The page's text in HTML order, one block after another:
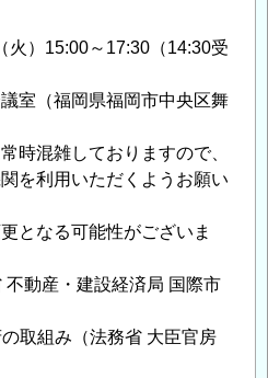
火）15:00～17:30（14:30受
室（福岡県福岡市中央区舞
雑しておりますので、
を利用いただくようお願い
なる可能性がございま
不動産・建設経済局 国際市
取組み（法務省 大臣官房